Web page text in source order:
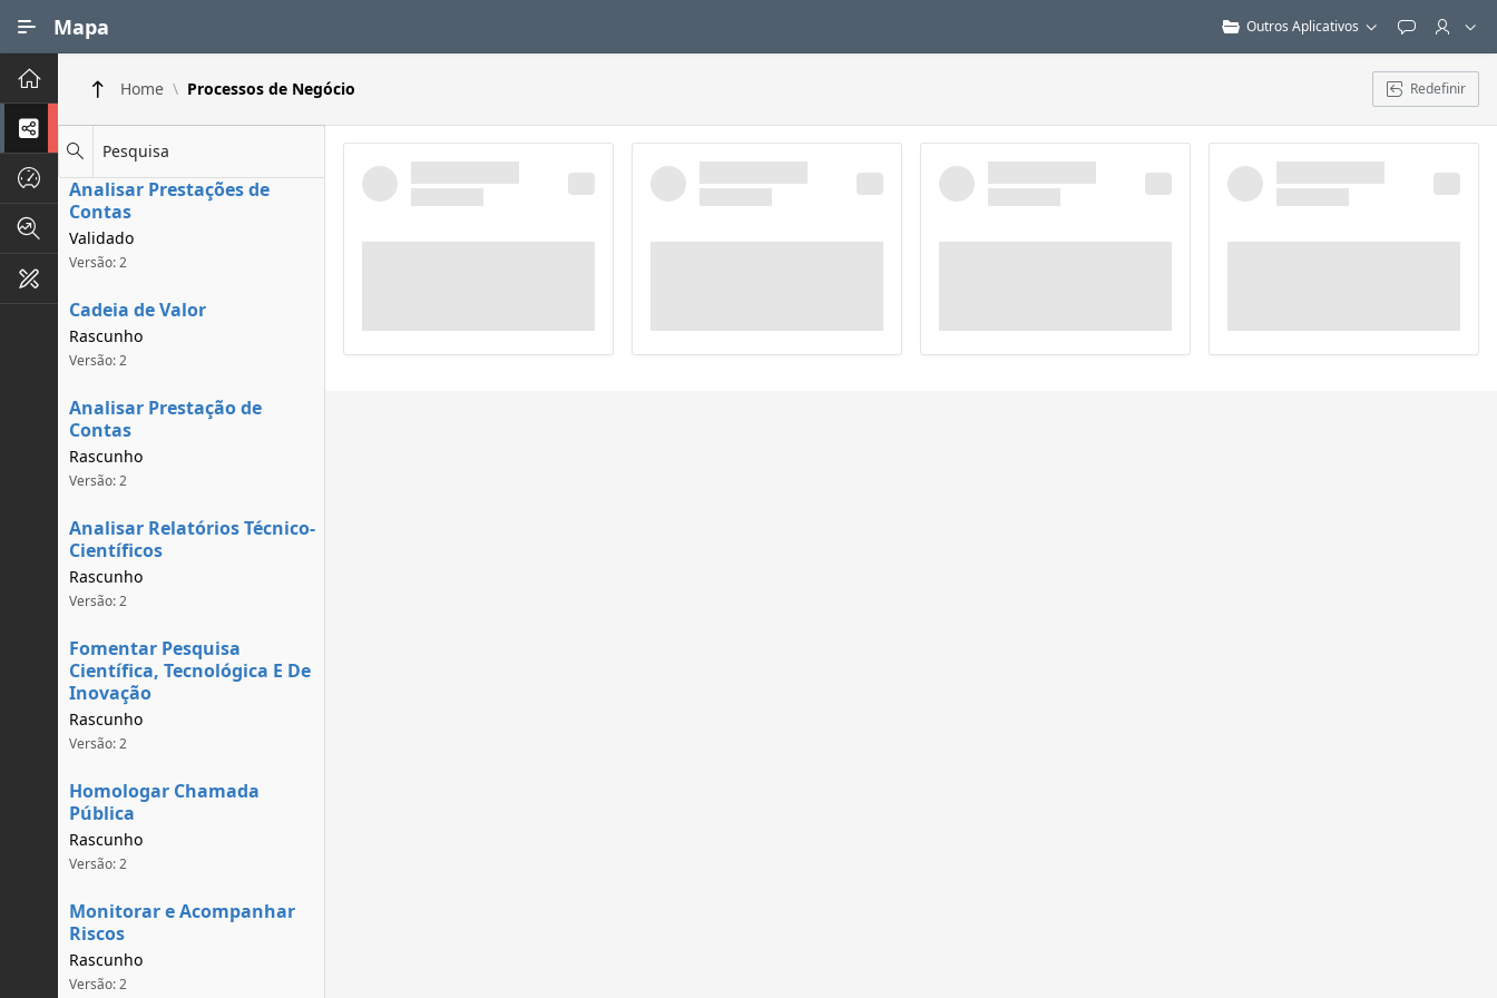
Mapa Outros Aplicativos Feedback
Processos de Negócios
Dados INPI
Home Processos de Negócio Redefinir
Pesquisa
Analisar Prestações de
Contas
Validado
Versão: 2
Cadeia de Valor
Rascunho
Versão: 2
Analisar Prestação de
Contas
Rascunho
Versão: 2
Analisar Relatórios Técnico-
Científicos
Rascunho
Versão: 2
Fomentar Pesquisa
Científica, Tecnológica E De
Inovação
Rascunho
Versão: 2
Homologar Chamada
Pública
Rascunho
Versão: 2
Monitorar e Acompanhar
Riscos
Rascunho
Versão: 2